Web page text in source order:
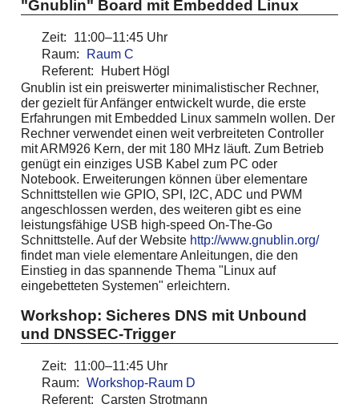
"Gnublin" Board mit Embedded Linux
Zeit:
11:00–11:45 Uhr
Raum:
Raum C
Referent:
Hubert Högl
Gnublin ist ein preiswerter minimalistischer Rechner,
der gezielt für Anfänger entwickelt wurde, die erste
Erfahrungen mit Embedded Linux sammeln wollen. Der
Rechner verwendet einen weit verbreiteten Controller
mit ARM926 Kern, der mit 180 MHz läuft. Zum Betrieb
genügt ein einziges USB Kabel zum PC oder
Notebook. Erweiterungen können über elementare
Schnittstellen wie GPIO, SPI, I2C, ADC und PWM
angeschlossen werden, des weiteren gibt es eine
leistungsfähige USB high-speed On-The-Go
Schnittstelle. Auf der Website http://www.gnublin.org/
findet man viele elementare Anleitungen, die den
Einstieg in das spannende Thema "Linux auf
eingebetteten Systemen" erleichtern.
Workshop: Sicheres DNS mit Unbound
und DNSSEC-Trigger
Zeit:
11:00–11:45 Uhr
Raum: Workshop-Raum D
Referent: Carsten Strotmann